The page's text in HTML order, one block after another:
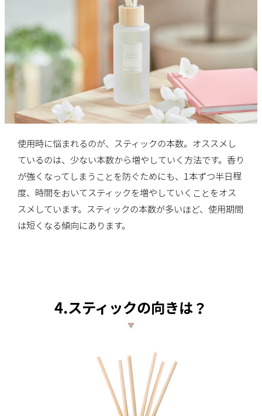
使用時に悩まれるのが、スティックの本数。オススメし
ているのは、少ない本数から増やしていく方法です。香り
が強くなってしまうことを防ぐためにも、1本ずつ半日程
度、時間をおいてスティックを増やしていくことをオス
スメしています。スティックの本数が多いほど、使用期間
は短くなる傾向にあります。
4.スティックの向きは？